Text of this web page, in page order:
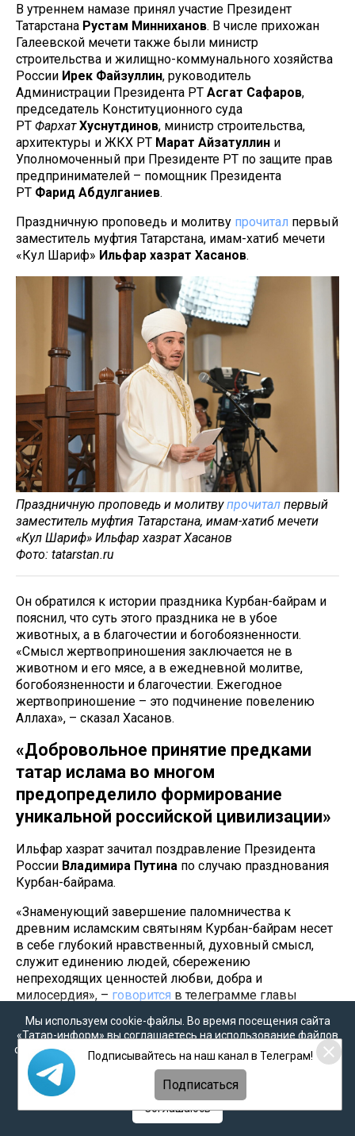
В утреннем намазе принял участие Президент
Татарстана Рустам Минниханов. В числе прихожан
Галеевской мечети также были министр
строительства и жилищно-коммунального хозяйства
России Ирек Файзуллин, руководитель
Администрации Президента РТ Асгат Сафаров,
председатель Конституционного суда
РТ Фархат Хуснутдинов, министр строительства,
архитектуры и ЖКХ РТ Марат Айзатуллин и
Уполномоченный при Президенте РТ по защите прав
предпринимателей – помощник Президента
РТ Фарид Абдулганиев.
Праздничную проповедь и молитву прочитал первый
заместитель муфтия Татарстана, имам-хатиб мечети
«Кул Шариф» Ильфар хазрат Хасанов.
Праздничную проповедь и молитвупрочитал первый
заместитель муфтия Татарстана, имам-хатиб мечети
«Кул Шариф» Ильфар хазрат Хасанов
Фото: tatarstan.ru
Он обратился к истории праздника Курбан-байрам и
пояснил, что суть этого праздника не в убое
животных, а в благочестии и богобоязненности.
«Смысл жертвоприношения заключается не в
животном и его мясе, а в ежедневной молитве,
богобоязненности и благочестии. Ежегодное
жертвоприношение – это подчинение повелению
Аллаха», – сказал Хасанов.
«Добровольное принятие предками
татар ислама во многом
предопределило формирование
уникальной российской цивилизации»
Ильфар хазрат зачитал поздравление Президента
России Владимира Путина по случаю празднования
Курбан-байрама.
«Знаменующий завершение паломничества к
древним исламским святыням Курбан-байрам несет
в себе глубокий нравственный, духовный смысл,
служит единению людей, сбережению
непреходящих ценностей любви, добра и
милосердия», – говорится в телеграмме главы
Он отметил, что мусульманская община России
активно участвует в жизни страны, уделяет
неустанное внимание реализации масштабных
благотворительных, образовательных,
просветительских инициатив, воспитанию
подрастающего поколения в уважении к традициям и
Мы используем cookie-файлы. Во время посещения сайта
«Татар-информ» вы соглашаетесь на использование файлов
cookie в соответствии с настоящим уведомлением, согласием
наобработку персональных данных,Политикой о
персональных данных
Политикой конфиденциальности
Соглашаюсь
Подписывайтесь на наш канал в Телеграм!
Подписаться